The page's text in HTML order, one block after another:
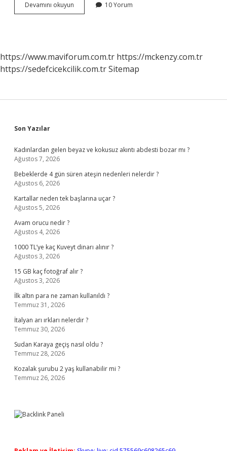
Devamını okuyun
Topluluğu
10 Yorum
https://www.maviforum.com.tr https://mckenzy.com.tr
https://sedefcicekcilik.com.trSitemap
Sidebar
Son Yazılar
Kadınlardan gelen beyaz ve kokusuz akıntı abdesti bozar mı ?
Ağustos 7, 2026
Bebeklerde 4 gün süren ateşin nedenleri nelerdir ?
Ağustos 6, 2026
Kartallar neden tek başlarına uçar ?
Ağustos 5, 2026
Avam orucu nedir ?
Ağustos 4, 2026
1000 TL’ye kaç Kuveyt dinarı alınır ?
Ağustos 3, 2026
15 GB kaç fotoğraf alır ?
Ağustos 3, 2026
İlk altın para ne zaman kullanıldı ?
Temmuz 31, 2026
İtalyan arı ırkları nelerdir ?
Temmuz 30, 2026
Sudan Karaya geçiş nasıl oldu ?
Temmuz 28, 2026
Kozalak şurubu 2 yaş kullanabilir mi ?
Temmuz 26, 2026